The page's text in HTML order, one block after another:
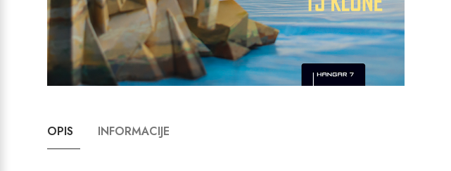
OPIS INFORMACIJE